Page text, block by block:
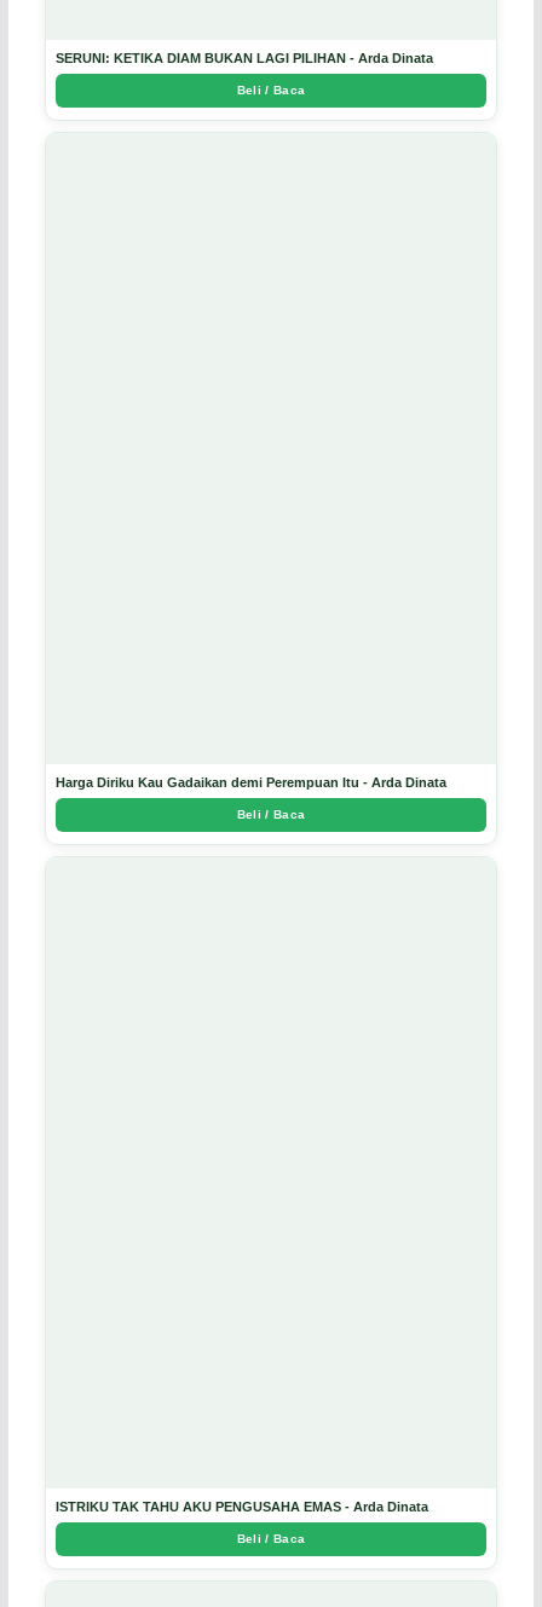
SERUNI: KETIKA DIAM BUKAN LAGI PILIHAN - Arda Dinata
Beli / Baca
Harga Diriku Kau Gadaikan demi Perempuan Itu - Arda Dinata
Beli / Baca
ISTRIKU TAK TAHU AKU PENGUSAHA EMAS - Arda Dinata
Beli / Baca